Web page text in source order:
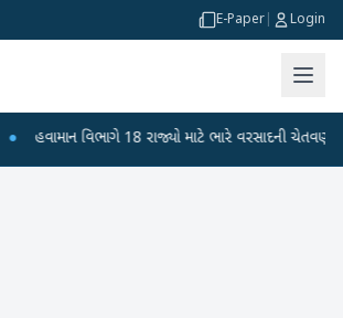
E-Paper Login
વિભાગે 18 રાજ્યો માટે ભારે વરસાદની ચેતવણી જારી કરી